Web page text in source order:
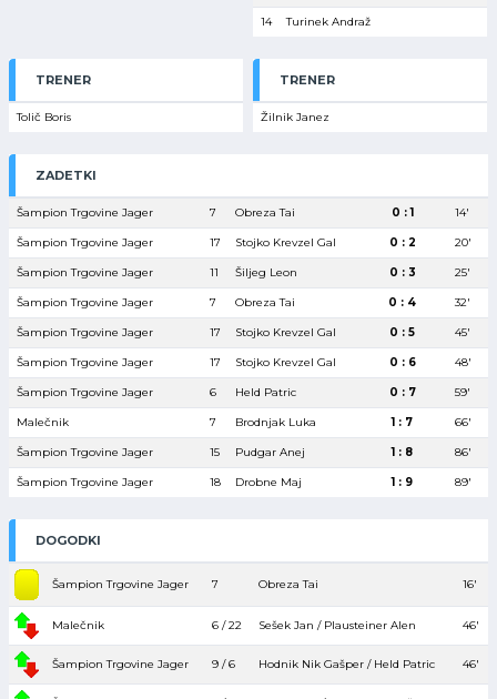
14 Turinek Andraž
TRENER
Tolič Boris
TRENER
Žilnik Janez
ZADETKI
Šampion Trgovine Jager 7 Obreza Tai 0 : 1 14′
Šampion Trgovine Jager 17 Stojko Krevzel Gal 0 : 2 20′
Šampion Trgovine Jager 11 Šiljeg Leon 0 : 3 25′
Šampion Trgovine Jager 7 Obreza Tai 0 : 4 32′
Šampion Trgovine Jager 17 Stojko Krevzel Gal 0 : 5 45′
Šampion Trgovine Jager 17 Stojko Krevzel Gal 0 : 6 48′
Šampion Trgovine Jager 6 Held Patric 0 : 7 59′
Malečnik 7 Brodnjak Luka 1 : 7 66′
Šampion Trgovine Jager 15 Pudgar Anej 1 : 8 86′
Šampion Trgovine Jager 18 Drobne Maj 1 : 9 89′
DOGODKI
Šampion Trgovine Jager 7 Obreza Tai 16′
Malečnik 6 / 22 Sešek Jan / Plausteiner Alen 46′
Šampion Trgovine Jager 9 / 6 Hodnik Nik Gašper / Held Patric 46′